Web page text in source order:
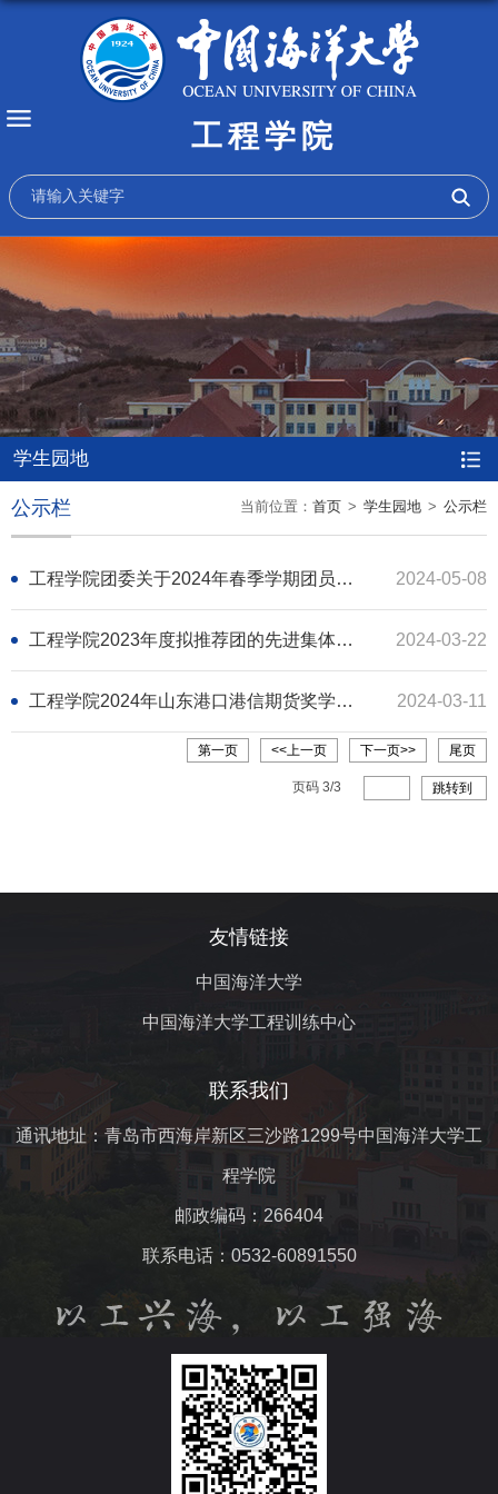
工程学院
学生园地
当前位置： 首页 > 学生园地 > 公示栏
公示栏
工程学院团委关于2024年春季学期团员发展对象预审结果公示（公示已到期） 2024-05-08
工程学院2023年度拟推荐团的先进集体、先进个人名单公示（公示已到期） 2024-03-22
工程学院2024年山东港口港信期货奖学金推荐名单公示（公式已到期） 2024-03-11
第一页 <<上一页 下一页>> 尾页
页码 3/3 跳转到
友情链接
中国海洋大学
中国海洋大学工程训练中心
联系我们
通讯地址：青岛市西海岸新区三沙路1299号中国海洋大学工
程学院
邮政编码：266404
联系电话：0532-60891550